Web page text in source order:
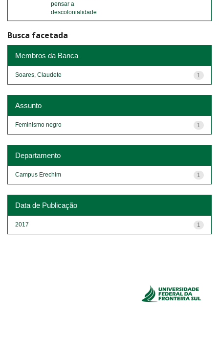
pensar a
descolonialidade
Busca facetada
Membros da Banca
1
Soares, Claudete
Assunto
1
Feminismo negro
Departamento
1
Campus Erechim
Data de Publicação
1
2017